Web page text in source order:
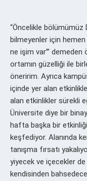
“Öncelikle bölümümüz
bilmeyenler için
ne işim var’”
ortamın güzelliği ile
öneririm. Ayrıca
içinde yer alan
alan etkinlikler sürekli
Üniversite diye bir
hafta başka bir
keşfediyor. Alanında
tanışma fırsatı
yiyecek ve içecekler
kendisinden